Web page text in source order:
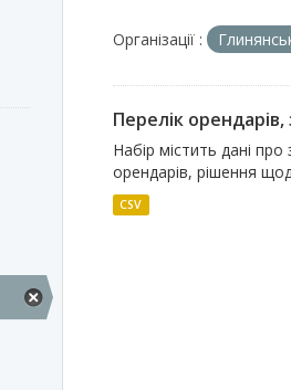
Організації :
Перелік
Набір містить дані
орендарів, рішення
CSV